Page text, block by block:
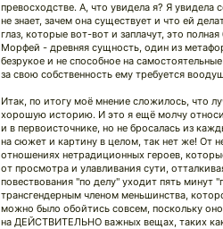
превосходстве. А, что увидела я? Я увидела
не знает, зачем она существует и что ей
глаз, которые вот-вот и заплачут, это
Морфей - древняя сущность, один из
безрукое и не способное на
за свою собственность ему требуется
Итак, по итогу моё мнение сложилось, что
хорошую историю. И это я ещё молчу
и в первоисточнике, но не бросалась из
на сюжет и картину в целом, так нет же! От
отношениях нетрадиционных героев,
от просмотра и улавливания сути,
повествования "по делу" уходит пять
трансгендерным членом меньшинства,
можно было обойтись совсем, поскольку
на ДЕЙСТВИТЕЛЬНО важных вещах, таких